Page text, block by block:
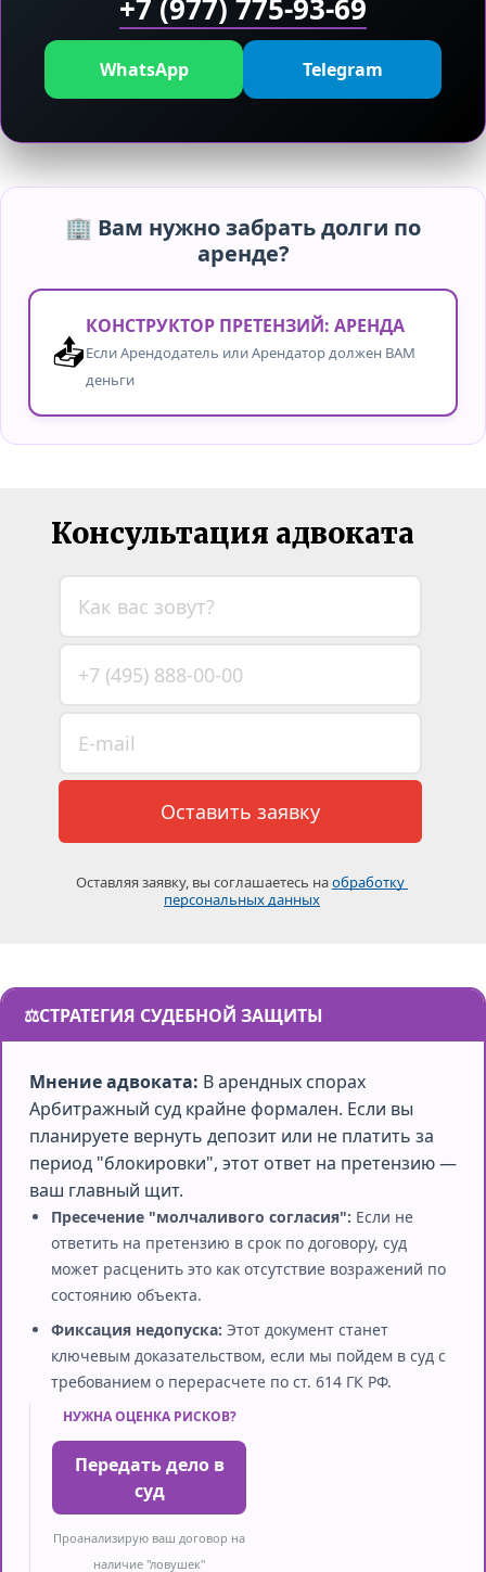
+7 (977) 775-93-69
WhatsApp Telegram
🏢 Вам нужно забрать долги по
аренде?
📤
КОНСТРУКТОР ПРЕТЕНЗИЙ: АРЕНДА
Если Арендодатель или Арендатор должен ВАМ
деньги
Консультация адвоката
Оставить заявку
Оставляя заявку, вы соглашаетесь на обработку
персональных данных
⚖️СТРАТЕГИЯ СУДЕБНОЙ ЗАЩИТЫ
Мнение адвоката: В арендных спорах
Арбитражный суд крайне формален. Если вы
планируете вернуть депозит или не платить за
период "блокировки", этот ответ на претензию —
ваш главный щит.
Пресечение "молчаливого согласия": Если не
ответить на претензию в срок по договору, суд
может расценить это как отсутствие возражений по
состоянию объекта.
Фиксация недопуска: Этот документ станет
ключевым доказательством, если мы пойдем в суд с
требованием о перерасчете по ст. 614 ГК РФ.
НУЖНА ОЦЕНКА РИСКОВ?
Передать дело в
суд
Проанализирую ваш договор на
наличие "ловушек"